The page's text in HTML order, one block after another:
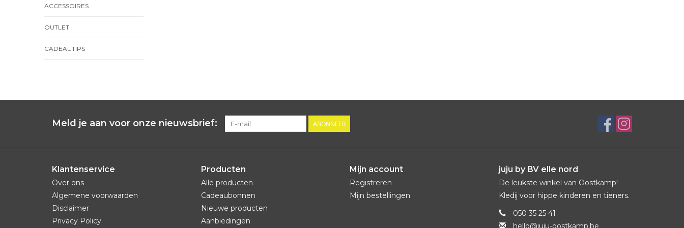
ACCESSOIRES
OUTLET
CADEAUTIPS
Meld je aan voor onze nieuwsbrief: ABONNEER
Klantenservice
Over ons
Algemene voorwaarden
Disclaimer
Privacy Policy
Producten
Alle producten
Cadeaubonnen
Nieuwe producten
Aanbiedingen
Mijn account
Registreren
Mijn bestellingen
juju by BV elle nord
De leukste winkel van Oostkamp!
Kledij voor hippe kinderen en tieners.
050 35 25 41
hello@juju-oostkamp.be